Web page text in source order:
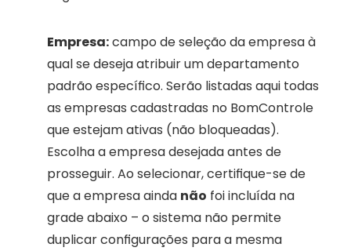
Empresa: campo de seleção da empresa à
qual se deseja atribuir um departamento
padrão específico. Serão listadas aqui todas
as empresas cadastradas no BomControle
que estejam ativas (não bloqueadas).
Escolha a empresa desejada antes de
prosseguir. Ao selecionar, certifique-se de
que a empresa ainda não foi incluída na
grade abaixo – o sistema não permite
duplicar configurações para a mesma